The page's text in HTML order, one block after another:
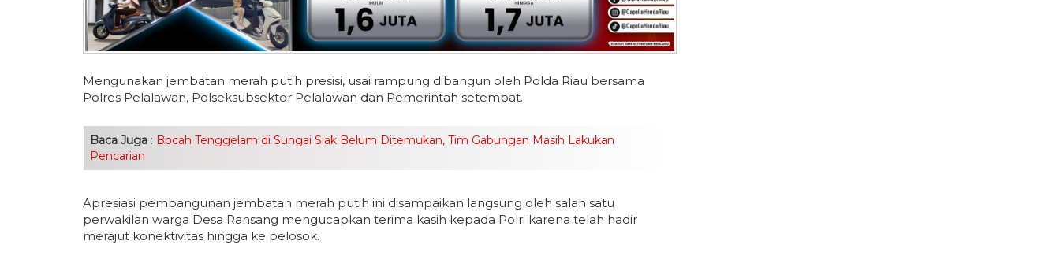
Mengunakan jembatan merah putih presisi, usai rampung dibangun oleh Polda Riau bersama
Polres Pelalawan, Polseksubsektor Pelalawan dan Pemerintah setempat.
Baca Juga : Bocah Tenggelam di Sungai Siak Belum Ditemukan, Tim Gabungan Masih Lakukan
Pencarian
Apresiasi pembangunan jembatan merah putih ini disampaikan langsung oleh salah satu
perwakilan warga Desa Ransang mengucapkan terima kasih kepada Polri karena telah hadir
merajut konektivitas hingga ke pelosok.